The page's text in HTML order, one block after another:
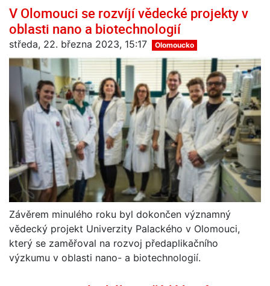
V Olomouci se rozvíjí vědecké projekty v
oblasti nano a biotechnologií
středa, 22. března 2023, 15:17 Olomoucko
Závěrem minulého roku byl dokončen významný
vědecký projekt Univerzity Palackého v Olomouci,
který se zaměřoval na rozvoj předaplikačního
výzkumu v oblasti nano- a biotechnologií.